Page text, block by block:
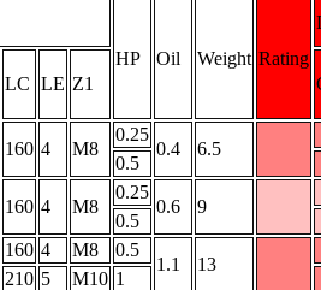
HP
Oil Weight Rating
LC LE Z1
160 4 M8
0.25
0.4 6.5
0.5
160 4 M8
0.25
0.6 9
0.5
160 4 M8 0.5
1.1 13
210 5 M10 1